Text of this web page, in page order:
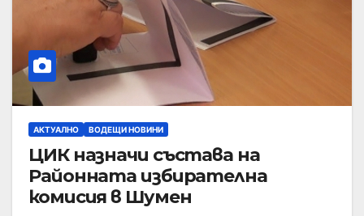
АКТУАЛНО ВОДЕЩИ НОВИНИ
ЦИК назначи състава на
Районната избирателна
комисия в Шумен